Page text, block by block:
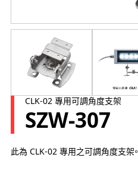
CLK-02 專用可調角度支架
SZW-307
此為 CLK-02 專用之可調角度支架。